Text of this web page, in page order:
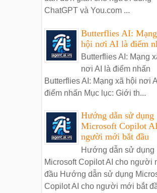
ChatGPT và You.com ...
Butterflies AI:
hội nơi AI là điểm
Butterflies AI: Mạng
nơi AI là điểm nhấn
Butterflies AI: Mạng xã hội nơi
điểm nhấn Mục lục: Giới th...
Hướng dẫn sử dụng
Microsoft Copilot
người mới bắt đầu
Hướng dẫn sử dụng
Microsoft Copilot AI cho người
đầu Hướng dẫn sử dụng
Copilot AI cho người mới bắt